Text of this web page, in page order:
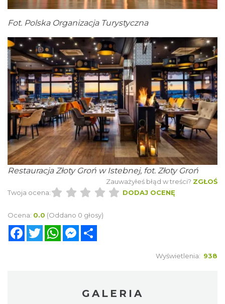
Fot. Polska Organizacja Turystyczna
Restauracja Złoty Groń w Istebnej, fot. Złoty Groń
Zauważyłeś błąd w treści? ZGŁOŚ
Twoja ocena:
DODAJ OCENĘ
Ocena: 0.0 (Oddano 0 głosy)
FacebookTwitterWhatsAppMessenger
Wyświetlenia: 938
GALERIA